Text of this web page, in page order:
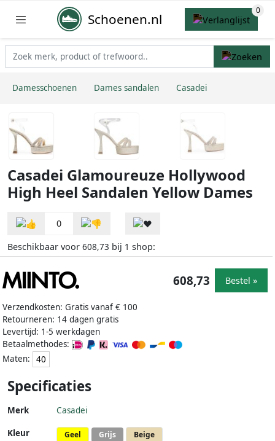
Schoenen.nl
Damesschoenen Dames sandalen Casadei
Casadei Glamoureuze Hollywood
High Heel Sandalen Yellow Dames
0
Beschikbaar voor 608,73 bij 1 shop:
Verzendkosten: Gratis vanaf € 100
Retourneren: 14 dagen gratis
Levertijd: 1-5 werkdagen
Betaalmethodes:
Maten:
40
608,73 Bestel »
Specificaties
Merk Casadei
Kleur Geel Grijs Beige